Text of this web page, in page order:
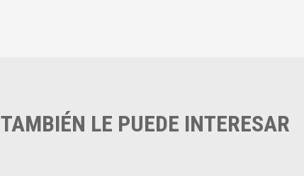
TAMBIÉN LE PUEDE INTERESAR